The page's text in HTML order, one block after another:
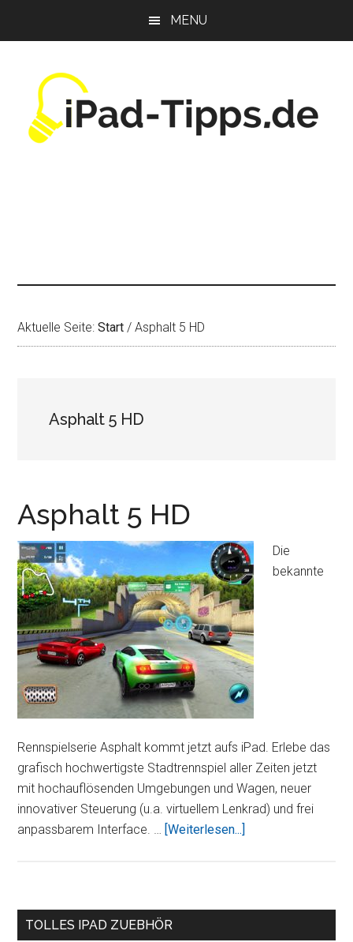
MENU
Aktuelle Seite:Start / Asphalt 5 HD
Asphalt 5 HD
Asphalt 5 HD
Die
bekannte
Rennspielserie Asphalt kommt jetzt aufs iPad. Erlebe das
grafisch hochwertigste Stadtrennspiel aller Zeiten jetzt
mit hochauflösenden Umgebungen und Wagen, neuer
innovativer Steuerung (u.a. virtuellem Lenkrad) und frei
anpassbarem Interface. … [Weiterlesen...]
Seitenspalte
TOLLES IPAD ZUEBHÖR